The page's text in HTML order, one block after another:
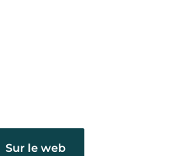
Sur le web